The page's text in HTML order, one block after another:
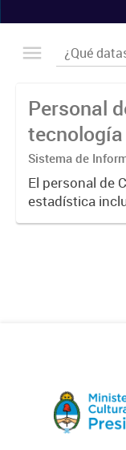
Personal
tecnología
Sistema de
Tecnología
El personal de
estadística
personas